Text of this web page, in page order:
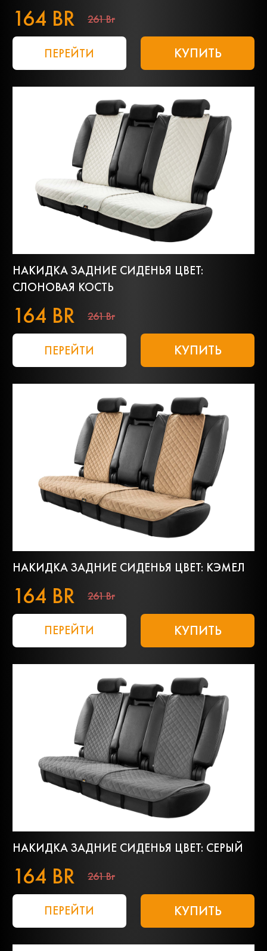
164 BR 261 Br
ПЕРЕЙТИ КУПИТЬ
НАКИДКА ЗАДНИЕ СИДЕНЬЯ ЦВЕТ:
СЛОНОВАЯ КОСТЬ
164 BR 261 Br
ПЕРЕЙТИ КУПИТЬ
НАКИДКА ЗАДНИЕ СИДЕНЬЯ ЦВЕТ: КЭМЕЛ
164 BR 261 Br
ПЕРЕЙТИ КУПИТЬ
НАКИДКА ЗАДНИЕ СИДЕНЬЯ ЦВЕТ: СЕРЫЙ
164 BR 261 Br
ПЕРЕЙТИ КУПИТЬ